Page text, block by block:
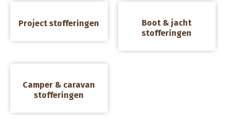
Project stofferingen
Boot & jacht
stofferingen
Camper & caravan
stofferingen